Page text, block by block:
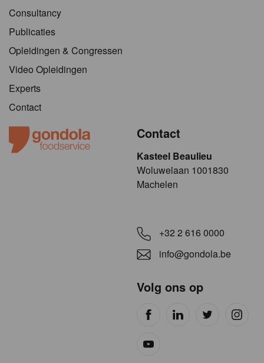
Consultancy
Publicaties
Opleidingen & Congressen
Video Opleidingen
Experts
Contact
Contact
Kasteel Beaulieu
​​​Woluwelaan 1001830
Machelen
+32 2 616 0000
info@gondola.be
Volg ons op